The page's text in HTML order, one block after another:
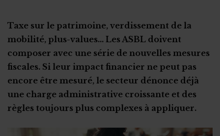
Taxe sur le patrimoine, verdissement de la
mobilité, plus-values… Les ASBL doivent
composer avec une série de nouvelles mesures
fiscales. Si leur impact financier ne peut pas
encore être mesuré, le secteur dénonce déjà
une charge administrative croissante et des
règles toujours plus complexes à appliquer.